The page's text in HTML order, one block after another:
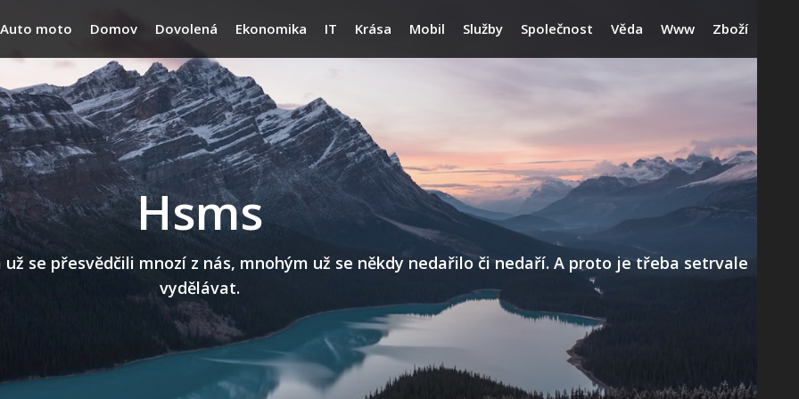
Auto moto Domov Dovolená Ekonomika IT Krása Mobil Služby Společnost Věda Www Zboží
Hsms
se přesvědčili mnozí z nás, mnohým už se někdy nedařilo či nedaří. A proto je třeba setrvale
vydělávat.